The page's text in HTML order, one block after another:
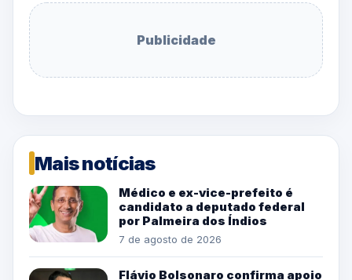
Publicidade
Mais notícias
Médico e ex-vice-prefeito é
candidato a deputado federal
por Palmeira dos Índios
7 de agosto de 2026
Flávio Bolsonaro confirma apoio